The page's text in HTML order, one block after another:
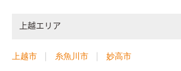
上越エリア
上越市 糸魚川市 妙高市